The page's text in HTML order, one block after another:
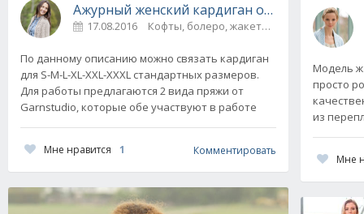
Ажурный женский кардиган от Drops
17.08.2016
По данному описанию можно связать кардиган
для S-M-L-XL-XXL-XXXL стандартных размеров.
Для работы предлагаются 2 вида пряжи от
Garnstudio, которые обе участвуют в работе
Мне нравится 1 Комментировать
Модель
просто
из
Мне